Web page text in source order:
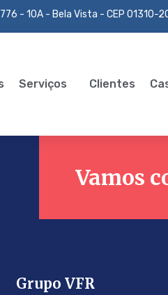
- 10A - Bela Vista - CEP 01310-
Serviços Clientes
Vamos
Grupo VFR